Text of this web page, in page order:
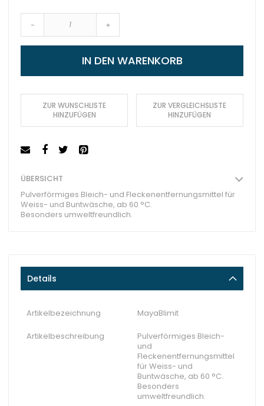
- +
IN DEN WARENKORB
ZUR WUNSCHLISTE
HINZUFÜGEN
ZUR VERGLEICHSLISTE
HINZUFÜGEN
ÜBERSICHT
Pulverförmiges Bleich- und Fleckenentfernungsmittel für
Weiss- und Buntwäsche, ab 60 °C.
Besonders umweltfreundlich.
Details
Artikelbezeichnung MayaBlimit
Artikelbeschreibung
Pulverförmiges Bleich-
und
Fleckenentfernungsmittel
für Weiss- und
Buntwäsche, ab 60 °C.
Besonders
umweltfreundlich.